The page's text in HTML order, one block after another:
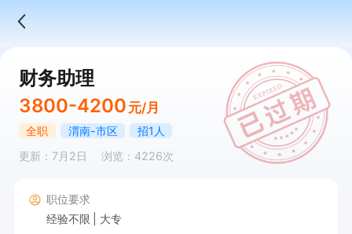
财务助理
3800-4200 元/月
全职 渭南-市区
招1人
更新：7月2日
浏览：4226次
职位要求
经验不限
大专